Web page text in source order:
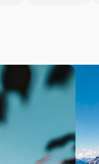
beste
Spaces
KI-Assistent
KI-Bildgenerator